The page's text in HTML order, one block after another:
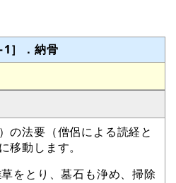
］．納骨
の法要（僧侶による読経と
移動します。
をとり、墓石も浄め、掃除